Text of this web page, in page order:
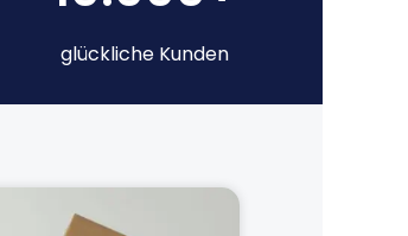
glückliche Kunden